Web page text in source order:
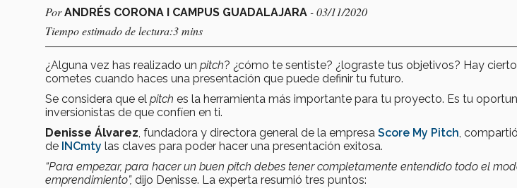
PorANDRÉS CORONA I CAMPUS GUADALAJARA - 03/11/2020
Tiempo estimado de lectura:3 mins
¿Alguna vez has realizado un pitch? ¿cómo te sentiste? ¿lograste tus objetivos? Hay
cometes cuando haces una presentación que puede definir tu futuro.
Se considera que el pitch es la herramienta más importante para tu proyecto. Es tu
inversionistas de que confíen en ti.
Denisse Álvarez, fundadora y directora general de la empresa Score My Pitch,
de INCmty las claves para poder hacer una presentación exitosa.
“Para empezar, para hacer un buen pitch debes tener completamente entendido todo el
emprendimiento”, dijo Denisse. La experta resumió tres puntos: